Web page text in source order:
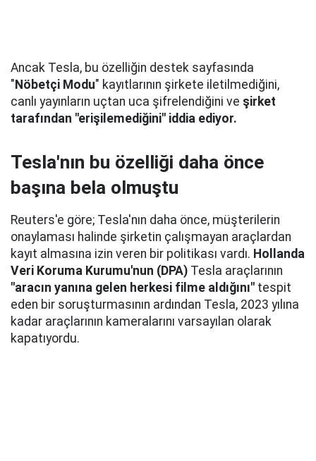
Ancak Tesla, bu özelliğin destek sayfasında
" Nöbetçi Modu" kayıtlarının şirkete iletilmediğini,
canlı yayınların uçtan uca şifrelendiğini ve şirket
tarafından "erişilemediğini" iddia ediyor.
Tesla'nın bu özelliği daha önce
başına bela olmuştu
Reuters'e göre; Tesla'nın daha önce, müşterilerin
onaylaması halinde şirketin çalışmayan araçlardan
kayıt almasına izin veren bir politikası vardı. Hollanda
Veri Koruma Kurumu'nun (DPA) Tesla araçlarının
"aracın yanına gelen herkesi filme aldığını" tespit
eden bir soruşturmasının ardından Tesla, 2023 yılına
kadar araçlarının kameralarını varsayılan olarak
kapatıyordu.